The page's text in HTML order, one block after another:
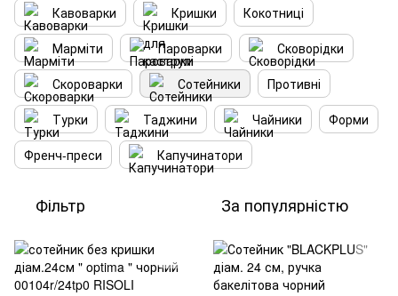
Кавоварки
Кришки
Кокотниці
Марміти
Пароварки
Сковорідки
Скороварки
Сотейники
Противні
Турки
Таджини Чайники
Форми
Френч-преси
Капучинатори
Фільтр За популярністю